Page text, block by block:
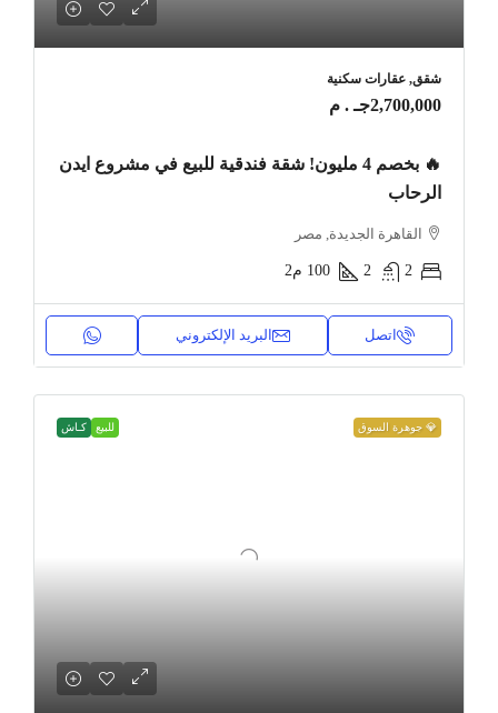
شقق, عقارات سكنية
2,700,000جـ . م
🔥 بخصم 4 مليون! شقة فندقية للبيع في مشروع ايدن
الرحاب
القاهرة الجديدة, مصر
2
2
100 م2
اتصل البريد الإلكتروني
💎 جوهرة السوق للبيع كـاش